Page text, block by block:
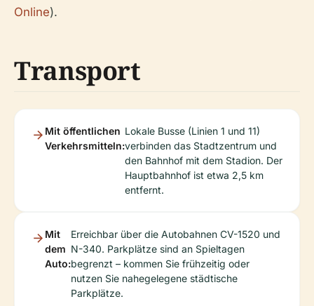
Online).
Transport
Mit öffentlichen
Verkehrsmitteln:
Lokale Busse (Linien 1 und 11)
verbinden das Stadtzentrum und
den Bahnhof mit dem Stadion. Der
Hauptbahnhof ist etwa 2,5 km
entfernt.
Mit
dem
Auto:
Erreichbar über die Autobahnen CV-1520 und
N-340. Parkplätze sind an Spieltagen
begrenzt – kommen Sie frühzeitig oder
nutzen Sie nahegelegene städtische
Parkplätze.